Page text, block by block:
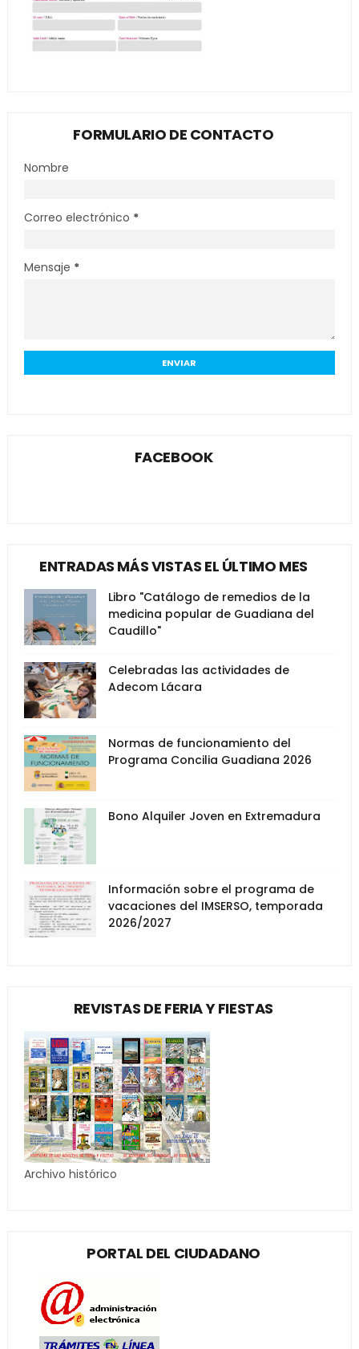
FORMULARIO DE CONTACTO
Nombre
Correo electrónico *
Mensaje *
FACEBOOK
ENTRADAS MÁS VISTAS EL ÚLTIMO MES
Libro "Catálogo de remedios de la
medicina popular de Guadiana del
Caudillo"
Celebradas las actividades de
Adecom Lácara
Normas de funcionamiento del
Programa Concilia Guadiana 2026
Bono Alquiler Joven en Extremadura
Información sobre el programa de
vacaciones del IMSERSO, temporada
2026/2027
REVISTAS DE FERIA Y FIESTAS
Archivo histórico
PORTAL DEL CIUDADANO